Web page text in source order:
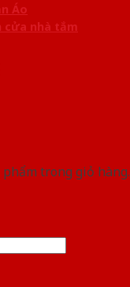
Áo
cửa nhà tắm
phẩm trong giỏ hàng.